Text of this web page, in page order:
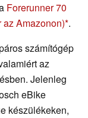
Forerunner 70
Amazonon) .
számítógép
az
Jelenleg
eBike
készülékeken,